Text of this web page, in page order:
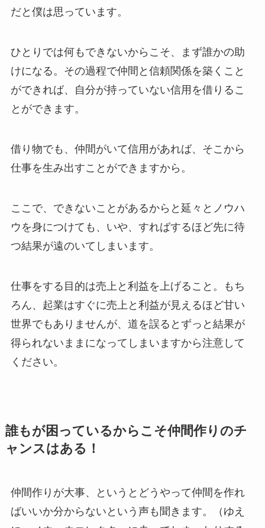
だと僕は思っています。
ひとりでは何もできないからこそ、まず誰かの助
けになる。その過程で仲間と信頼関係を築くこと
ができれば、自分が持っていない信用を借りるこ
とができます。
借り物でも、仲間がいて信用があれば、そこから
仕事を生み出すことができますから。
ここで、できないことがあるからと延々とノウハ
ウを身につけても、いや、すればするほど先に待
つ結果が遠のいてしまいます。
仕事をする目的は売上と利益を上げること。もち
ろん、起業はすぐに売上と利益が見えるほど甘い
世界でもありませんが、道を誤るとずっと結果が
得られないままになってしまいますから注意して
ください。
誰もが困っているからこそ仲間作りのチ
ャンスはある！
仲間作りが大事、というとどうやって仲間を作れ
ばいいか分からないという声も聞きます。（ゆえ